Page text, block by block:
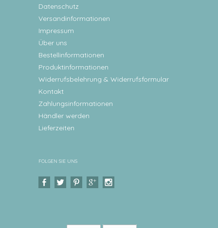
Datenschutz
Versandinformationen
Impressum
Über uns
Bestellinformationen
Produktinformationen
Widerrufsbelehrung & Widerrufsformular
Kontakt
Zahlungsinformationen
Händler werden
Lieferzeiten
FOLGEN SIE UNS